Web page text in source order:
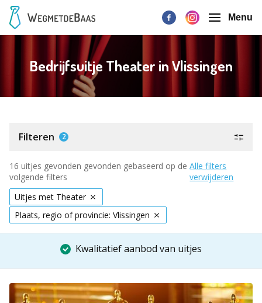
Menu
Bedrijfsuitje Theater in Vlissingen
Filteren 2
16 uitjes gevonden gevonden gebaseerd op de
volgende filters
Alle filters
verwijderen
Uitjes met Theater
Plaats, regio of provincie: Vlissingen
Kwalitatief aanbod van uitjes